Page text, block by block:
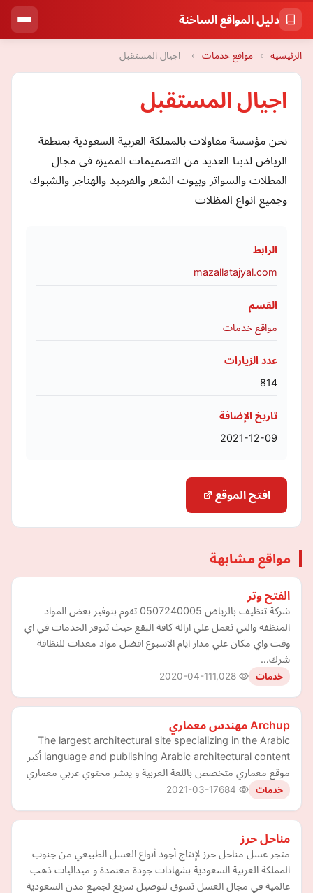
دليل المواقع الساخنة
الرئيسية › مواقع خدمات › اجيال المستقبل
اجيال المستقبل
نحن مؤسسة مقاولات بالمملكة العربية السعودية بمنطقة
الرياض لدينا العديد من التصميمات المميزه في مجال
المظلات والسواتر وبيوت الشعر والقرميد والهناجر والشبوك
وجميع انواع المظلات
الرابط
mazallatajyal.com
القسم
مواقع خدمات
عدد الزيارات
814
تاريخ الإضافة
2021-12-09
افتح الموقع
مواقع مشابهة
الفتح وتر
شركة تنظيف بالرياض 0507240005 تقوم بتوفير بعض المواد
المنظفه والتي تعمل علي ازالة كافة البقع حيث تتوفر الخدمات في اي
وقت واي مكان علي مدار ايام الاسبوع افضل مواد معدات للنظافة
شرك…
خدمات 2020-04-11
Archup مهندس معماري
The largest architectural site specializing in the Arabic
language and publishing Arabic architectural content أكبر
موقع معماري متخصص باللغة العربية و ينشر محتوي عربي معماري
خدمات 2021-03-17
مناحل حرز
متجر عسل مناحل حرز لإنتاج أجود أنواع العسل الطبيعي من جنوب
المملكة العربية السعودية بشهادات جودة معتمدة و ميداليات ذهب
عالمية في مجال العسل تسوق لتوصيل سريع لجميع مدن السعودية